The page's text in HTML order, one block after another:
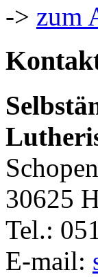
-> zum
30625
Tel.:
E-mail: